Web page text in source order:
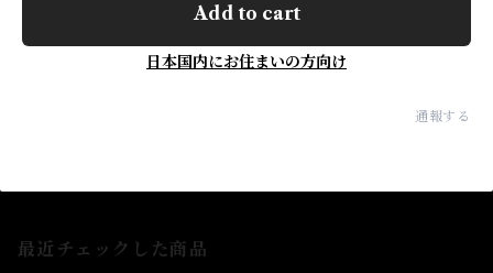
Add to cart
日本国内にお住まいの方向け
通報する
最近チェックした商品